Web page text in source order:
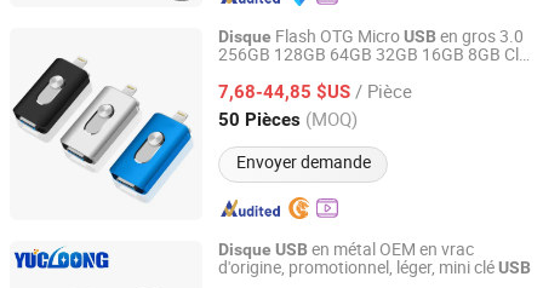
Disque Flash OTG MicroUSBen gros 3.0
256GB 128GB 64GB 32GB 16GB 8GB Clé
7,68-44,85 $US / Pièce
50 Pièces (MOQ)
Envoyer demande
SHENZHEN BELXIN TECHNOLOGY CO., LTD
Guangdong, China Depuis 2019
Disque USBen métal OEM en vrac
d'origine, promotionnel, léger, mini cléUSB
Shenzhen Yuchengloong Technology Co., Ltd.